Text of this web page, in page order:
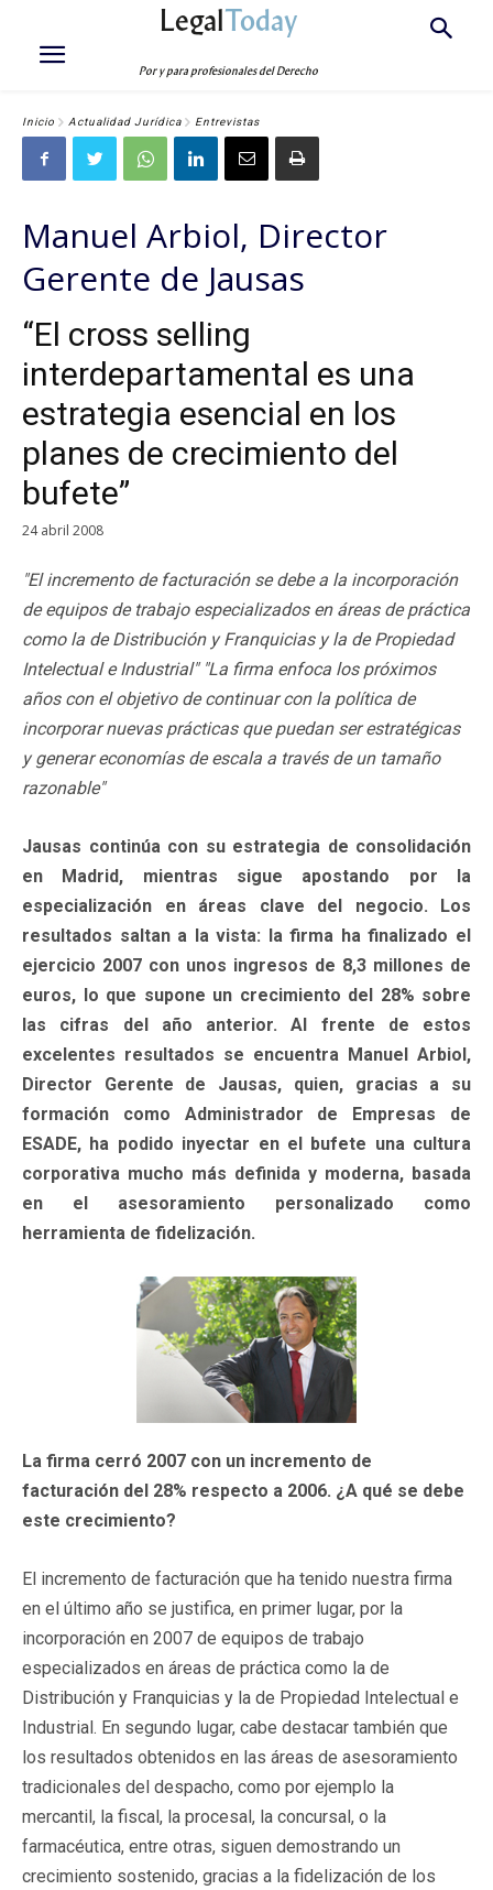
LegalToday
Por y para profesionales del Derecho
Inicio Actualidad Jurídica Entrevistas
Manuel Arbiol, Director
Gerente de Jausas
“El cross selling
interdepartamental es una
estrategia esencial en los
planes de crecimiento del
bufete”
24 abril 2008
"El incremento de facturación se debe a la incorporación
de equipos de trabajo especializados en áreas de práctica
como la de Distribución y Franquicias y la de Propiedad
Intelectual e Industrial" "La firma enfoca los próximos
años con el objetivo de continuar con la política de
incorporar nuevas prácticas que puedan ser estratégicas
y generar economías de escala a través de un tamaño
razonable"
Jausas continúa con su estrategia de consolidación
en Madrid, mientras sigue apostando por la
especialización en áreas clave del negocio. Los
resultados saltan a la vista: la firma ha finalizado el
ejercicio 2007 con unos ingresos de 8,3 millones de
euros, lo que supone un crecimiento del 28% sobre
las cifras del año anterior. Al frente de estos
excelentes resultados se encuentra Manuel Arbiol,
Director Gerente de Jausas, quien, gracias a su
formación como Administrador de Empresas de
ESADE, ha podido inyectar en el bufete una cultura
corporativa mucho más definida y moderna, basada
en el asesoramiento personalizado como
herramienta de fidelización.
La firma cerró 2007 con un incremento de
facturación del 28% respecto a 2006. ¿A qué se debe
este crecimiento?
El incremento de facturación que ha tenido nuestra firma
en el último año se justifica, en primer lugar, por la
incorporación en 2007 de equipos de trabajo
especializados en áreas de práctica como la de
Distribución y Franquicias y la de Propiedad Intelectual e
Industrial. En segundo lugar, cabe destacar también que
los resultados obtenidos en las áreas de asesoramiento
tradicionales del despacho, como por ejemplo la
mercantil, la fiscal, la procesal, la concursal, o la
farmacéutica, entre otras, siguen demostrando un
crecimiento sostenido, gracias a la fidelización de los